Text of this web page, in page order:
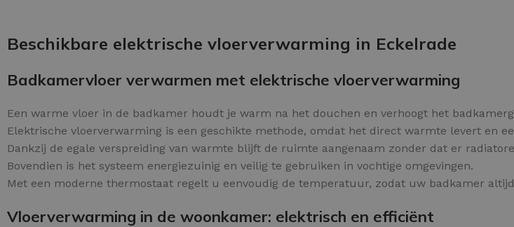
Gietvloer Epoxy
Beschikbare elektrische vloerverwarming in Eckelrade
Badkamervloer verwarmen met elektrische vloerverwarming
Een warme vloer in de badkamer houdt je warm na het douchen en verhoogt het
Elektrische vloerverwarming is een geschikte methode, omdat het direct warmte levert en
Dankzij de egale verspreiding van warmte blijft de ruimte aangenaam zonder dat er
Bovendien is het systeem energiezuinig en veilig te gebruiken in vochtige omgevingen.
Met een moderne thermostaat regelt u eenvoudig de temperatuur, zodat uw badkamer
Vloerverwarming in de woonkamer: elektrisch en efficiënt